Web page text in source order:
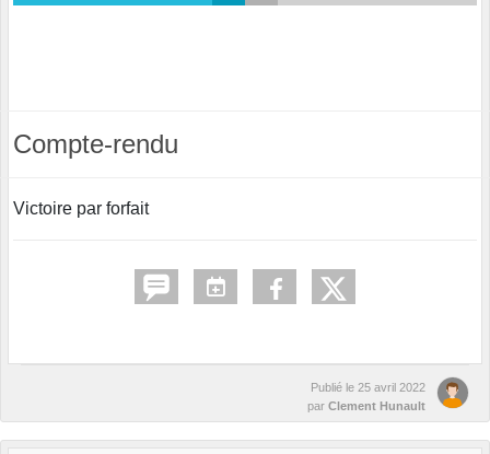
Compte-rendu
Victoire par forfait
Publié le 25 avril 2022
par Clement Hunault